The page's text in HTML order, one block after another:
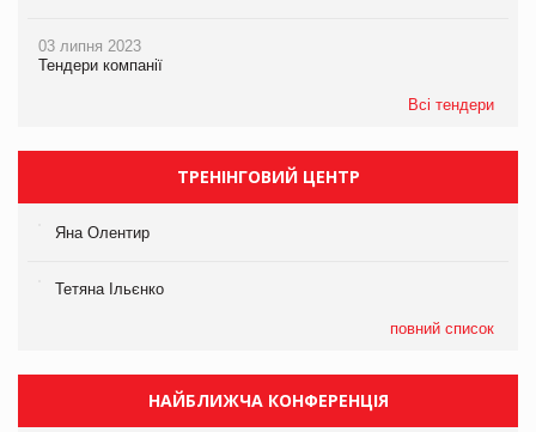
03 липня 2023
Тендери компанії
Всі тендери
ТРЕНІНГОВИЙ ЦЕНТР
Яна Олентир
Тетяна Ільєнко
повний список
НАЙБЛИЖЧА КОНФЕРЕНЦІЯ